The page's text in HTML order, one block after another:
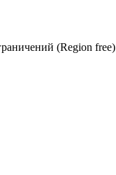
(Region free)